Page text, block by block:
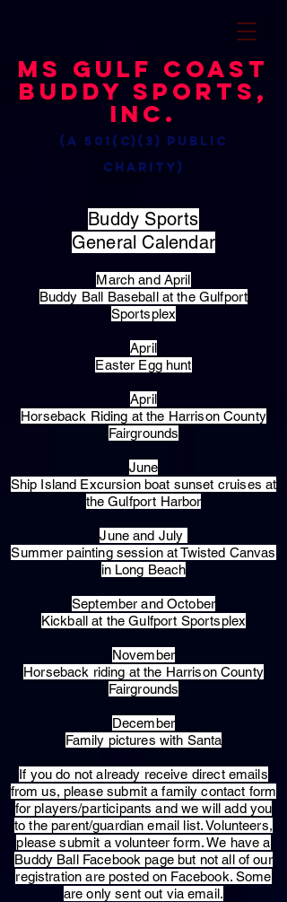
MS Gulf Coast
Buddy Sports,
Inc.
(a 501(c)(3) public
charity)
Buddy Sports
General Calendar
March and April
Buddy Ball Baseball at the Gulfport
Sportsplex
April
Easter Egg hunt
April
Horseback Riding at the Harrison County
Fairgrounds
June
Ship Island Excursion boat sunset cruises at
the Gulfport Harbor
June and July
Summer painting session at Twisted Canvas
in Long Beach
September and October
Kickball at the Gulfport Sportsplex
November
Horseback riding at the Harrison County
Fairgrounds
December
Family pictures with Santa
​If you do not already receive direct emails
from us, please submit a family contact form
for players/participants and we will add you
to the parent/guardian email list. Volunteers,
please submit a volunteer form. We have a
Buddy Ball Facebook page but not all of our
registration are posted on Facebook. Some
are only sent out via email.